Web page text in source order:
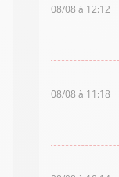
08/08 à 12:12
08/08 à 11:18